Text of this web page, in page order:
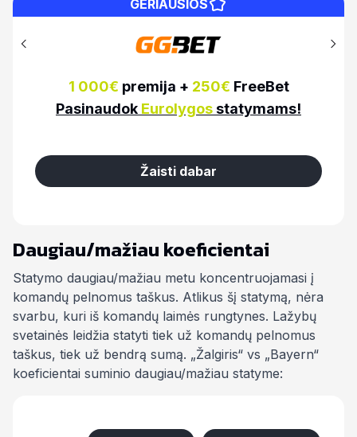
GERIAUSIOS
150%premija iki100€
Pasinaudok Eurolygosstatymams!
Žaisti dabar
Daugiau/mažiau koeficientai
Statymo daugiau/mažiau metu koncentruojamasi į
komandų pelnomus taškus. Atlikus šį statymą, nėra
svarbu, kuri iš komandų laimės rungtynes. Lažybų
svetainės leidžia statyti tiek už komandų pelnomus
taškus, tiek už bendrą sumą. „Žalgiris“ vs „Bayern“
koeficientai suminio daugiau/mažiau statyme: